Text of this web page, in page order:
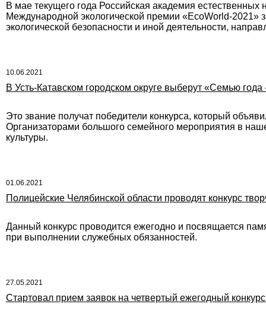
В мае текущего года Российская академия
Международной экологической премии «EcoWorld-
экологической безопасности и иной деятельности,
10.06.2021
В Усть-Катавском городском округе выберут «Семью года
Это звание получат победители конкурса, который
Организаторами большого семейного мероприятия в
культуры.
01.06.2021
Полицейские Челябинской области проводят конкурс
Данный конкурс проводится ежегодно и посвящается
при выполнении служебных обязанностей.
27.05.2021
Стартовал прием заявок на четвертый ежегодный